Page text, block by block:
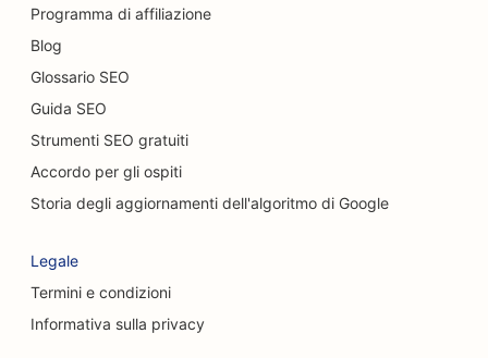
SEO per ristoranti casual
SEO per i servizi di peeling chimico
SEO per i Cat Café
SEO per i servizi di pulizia
SEO per le società di consulenza
SEO per chirurghi estetici
Programma di affiliazione
Blog
Glossario SEO
Guida SEO
Strumenti SEO gratuiti
Accordo per gli ospiti
Storia degli aggiornamenti dell'algoritmo di Google
Legale
Termini e condizioni
Informativa sulla privacy